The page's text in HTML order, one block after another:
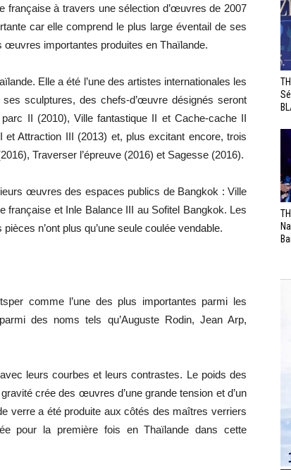
française à travers une sélection d’œuvres de 2007
car elle comprend le plus large éventail de ses
importantes produites en Thaïlande.
Elle a été l’une des artistes internationales les
sculptures, des chefs-d’œuvre désignés seront
II (2010), Ville fantastique II et Cache-cache II
et Attraction III (2013) et, plus excitant encore, trois
Traverser l’épreuve (2016) et Sagesse (2016).
œuvres des espaces publics de Bangkok : Ville
française et Inle Balance III au Sofitel Bangkok. Les
n’ont plus qu’une seule coulée vendable.
comme l’une des plus importantes parmi les
des noms tels qu’Auguste Rodin, Jean Arp,
leurs courbes et leurs contrastes. Le poids des
crée des œuvres d’une grande tension et d’un
verre a été produite aux côtés des maîtres verriers
pour la première fois en Thaïlande dans cette